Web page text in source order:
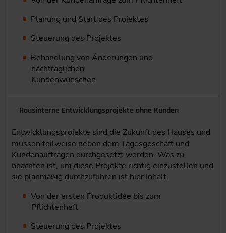
Planung und Start des Projektes
Steuerung des Projektes
Behandlung von Änderungen und
nachträglichen
Kundenwünschen
Hausinterne Entwicklungsprojekte ohne Kunden
Entwicklungsprojekte sind die Zukunft des Hauses und
müssen teilweise neben dem Tagesgeschäft und
Kundenaufträgen durchgesetzt werden. Was zu
beachten ist, um diese Projekte richtig einzustellen und
sie planmäßig durchzuführen ist hier Inhalt.
Von der ersten Produktidee bis zum
Pflichtenheft
Steuerung des Projektes